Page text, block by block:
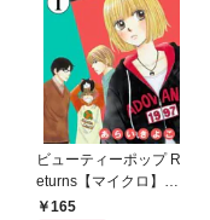
ビューティーポップ R
eturns【マイクロ】
（１）
165